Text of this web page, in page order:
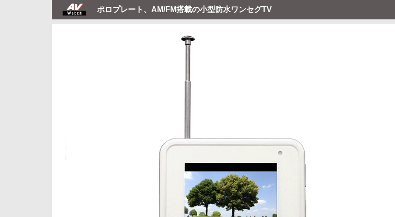
ポロプレート、AM/FM搭載の小型防水ワンセグTV